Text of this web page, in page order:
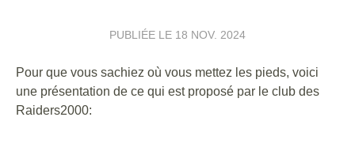
PUBLIÉE LE 18 NOV. 2024
Pour que vous sachiez où vous mettez les pieds, voici
une présentation de ce qui est proposé par le club des
Raiders2000: